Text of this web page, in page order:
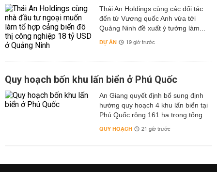
Thái An Holdings cùng các đối tác
đến từ Vương quốc Anh vừa tới
Quảng Ninh đề xuất ý tưởng làm...
DỰ ÁN 19 giờ trước
Quy hoạch bốn khu lấn biển ở Phú Quốc
An Giang quyết định bổ sung định
hướng quy hoạch 4 khu lấn biển tại
Phú Quốc rộng 161 ha trong tổng...
QUY HOẠCH 21 giờ trước